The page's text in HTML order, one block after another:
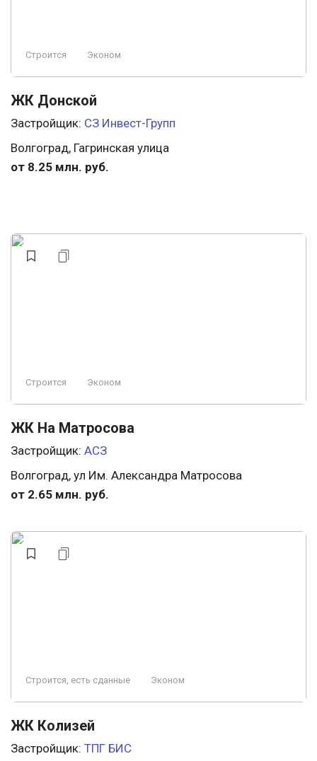
Строится Эконом
ЖК Донской
Застройщик: СЗ Инвест-Групп
Волгоград, Гагринская улица
от 8.25 млн. руб.
Строится Эконом
ЖК На Матросова
Застройщик: АСЗ
Волгоград, ул Им. Александра Матросова
от 2.65 млн. руб.
Строится, есть сданные Эконом
ЖК Колизей
Застройщик: ТПГ БИС